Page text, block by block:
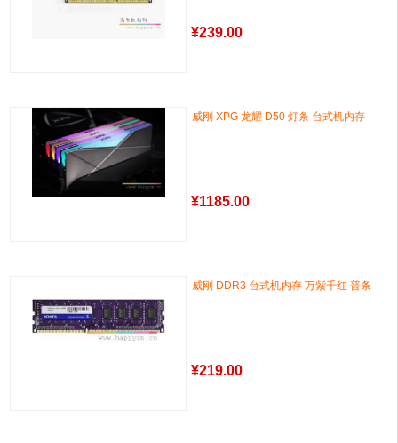
¥239.00
威刚 XPG 龙耀 D50 灯条 台式机内存
¥1185.00
威刚 DDR3 台式机内存 万紫千红 普条
¥219.00